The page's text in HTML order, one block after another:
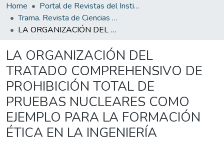
Home
Portal de Revistas del Instituto Tecnológico de Costa Rica
Trama. Revista de Ciencias Sociales y Humanidades
LA ORGANIZACIÓN DEL TRATADO COMPREHENSIVO DE PROHIBICIÓN TOTAL DE PRUEBAS NUCLEARES COMO EJEMPLO PARA LA FORMACIÓN ÉTICA EN LA INGENIERÍA
LA ORGANIZACIÓN DEL
TRATADO COMPREHENSIVO DE
PROHIBICIÓN TOTAL DE
PRUEBAS NUCLEARES COMO
EJEMPLO PARA LA FORMACIÓN
ÉTICA EN LA INGENIERÍA